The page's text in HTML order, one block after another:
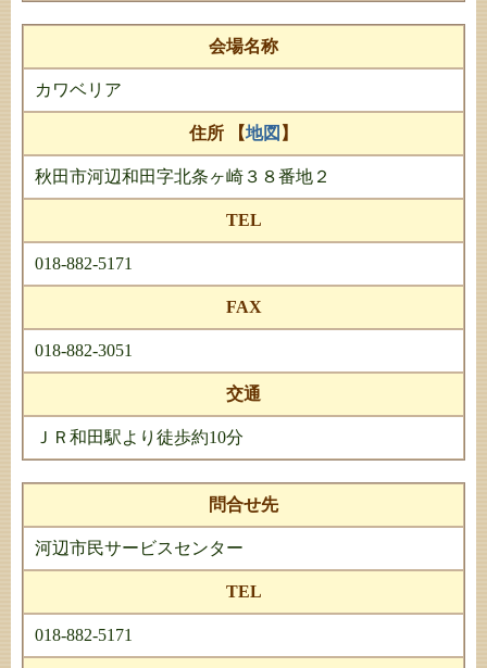
会場名称
カワベリア
住所 【地図 】
秋田市河辺和田字北条ヶ崎３８番地２
TEL
018-882-5171
FAX
018-882-3051
交通
ＪＲ和田駅より徒歩約10分
問合せ先
河辺市民サービスセンター
TEL
018-882-5171